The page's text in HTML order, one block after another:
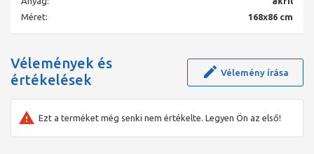
Méret:
168x86 cm
Vélemények és
értékelések
Vélemény írása
Ezt a terméket még senki nem értékelte. Legyen Ön az első!